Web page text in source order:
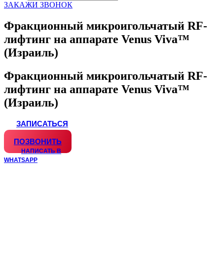
ЗАКАЖИ ЗВОНОК
Фракционный микроигольчатый RF-
лифтинг на аппарате Venus Viva™
(Израиль)
Фракционный микроигольчатый RF-
лифтинг на аппарате Venus Viva™
(Израиль)
ЗАПИСАТЬСЯ
WHATSAPP
ПОЗВОНИТЬ
НАПИСАТЬ В
WHATSAPP